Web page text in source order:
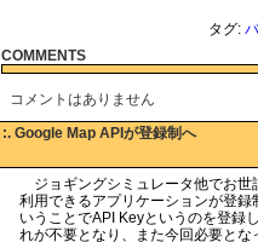
タグ:
COMMENTS
コメントはありません
:. Google Map APIが登録制へ
ジョギングシミュレータ他でお世
利用できるアプリケーションが登
いうことでAPI Keyというのを登録
れが不要となり、また今回必要とな